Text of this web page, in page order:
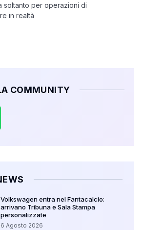
soltanto per operazioni di
in realtà
COMMUNITY
Volkswagen entra nel Fantacalcio:
arrivano Tribuna e Sala Stampa
personalizzate
6 Agosto 2026